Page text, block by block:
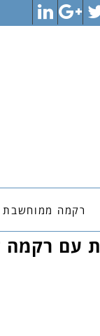
Google+
LinkedIn
רקמה ממוחשבת
עם רקמה